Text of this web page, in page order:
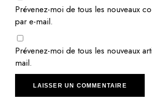
Prévenez-moi de tous les nouveaux
par e-mail.
Prévenez-moi de tous les nouveaux
mail.
LAISSER UN COMMENTAIRE